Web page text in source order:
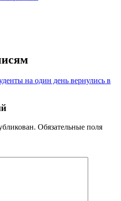
на один день вернулись в
Обязательные поля